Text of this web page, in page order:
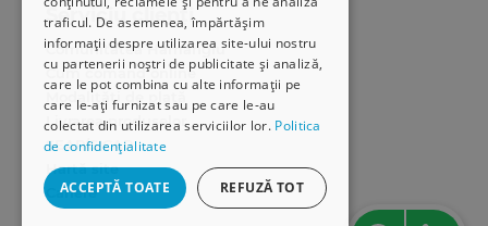
traficul. De asemenea, împărtășim
informații despre utilizarea site-ului nostru
cu partenerii noștri de publicitate și analiză,
care le pot combina cu alte informații pe
care le-ați furnizat sau pe care le-au
colectat din utilizarea serviciilor lor. Politica
de confidențialitate
ACCEPTĂ TOATE REFUZĂ TOT
Serviciu clienți
Comunitatea Hamangiu
Cum comand online
Modalități de plată
Livrarea produselor
SEAP/SICAP
Hartă site
Cariere